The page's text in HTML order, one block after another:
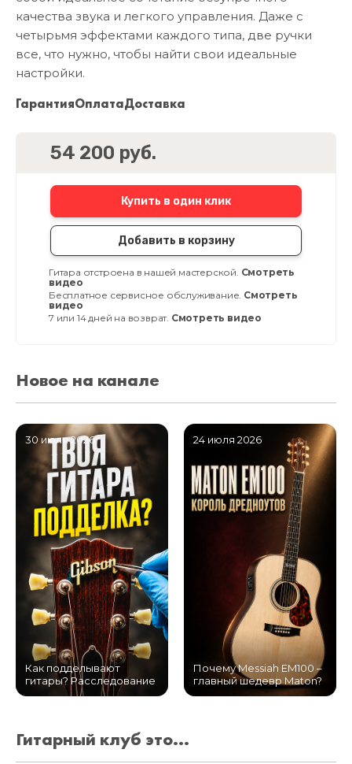
качества звука и легкого управления. Даже с
четырьмя эффектами каждого типа, две ручки
все, что нужно, чтобы найти свои идеальные
настройки.
ГарантияОплатаДоставка
54 200 руб.
Купить в один клик
Добавить в корзину
Гитара отстроена в нашей мастерской. Смотреть
видео
Бесплатное сервисное обслуживание. Смотреть
видео
7 или 14 дней на возврат. Смотреть видео
Новое на канале
30 июля 2026
Как подделывают
гитары? Расследование
24 июля 2026
Почему Messiah EM100 –
главный шедевр Maton?
Гитарный клуб это...